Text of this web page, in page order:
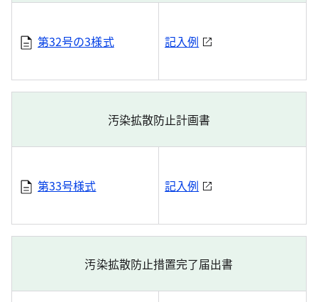
第32号の3様式 記入例
汚染拡散防止計画書
第33号様式 記入例
汚染拡散防止措置完了届出書